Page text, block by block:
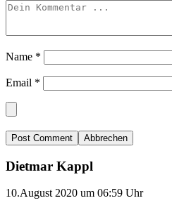
Name *
Email *
Abbrechen
Dietmar Kappl
10.August 2020 um 06:59 Uhr